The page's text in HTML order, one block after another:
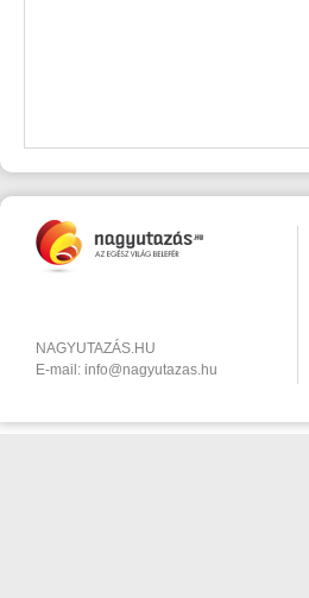
NAGYUTAZÁS.HU
E-mail: info@nagyutazas.hu